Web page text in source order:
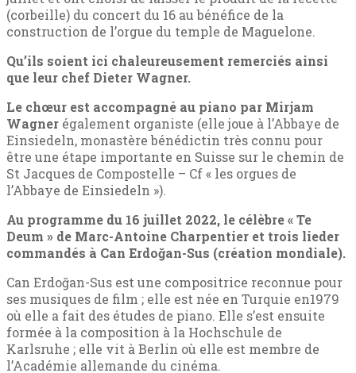
(corbeille) du concert du 16 au bénéfice de la
construction de l’orgue du temple de Maguelone.
Qu’ils soient ici chaleureusement remerciés ainsi
que leur chef Dieter Wagner.
Le chœur est accompagné au piano par Mirjam
Wagner également organiste (elle joue à l’Abbaye de
Einsiedeln, monastère bénédictin très connu pour
être une étape importante en Suisse sur le chemin de
St Jacques de Compostelle – Cf « les orgues de
l’Abbaye de Einsiedeln »).
Au programme du 16 juillet 2022, le célèbre « Te
Deum » de Marc-Antoine Charpentier et trois lieder
commandés à Can Erdoğan-Sus (création mondiale).
Can Erdoğan-Sus est une compositrice reconnue pour
ses musiques de film ; elle est née en Turquie en1979
où elle a fait des études de piano. Elle s’est ensuite
formée à la composition à la Hochschule de
Karlsruhe ; elle vit à Berlin où elle est membre de
l’Académie allemande du cinéma.